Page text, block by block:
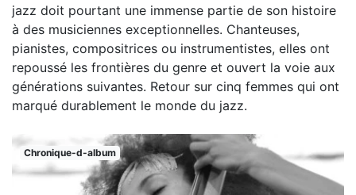
jazz doit pourtant une immense partie de son histoire
à des musiciennes exceptionnelles. Chanteuses,
pianistes, compositrices ou instrumentistes, elles ont
repoussé les frontières du genre et ouvert la voie aux
générations suivantes. Retour sur cinq femmes qui ont
marqué durablement le monde du jazz.
Chronique-d-album